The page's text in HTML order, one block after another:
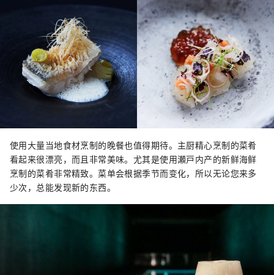
使用大量当地食材烹制的晚餐也值得期待。主厨精心烹制的菜肴
看起来很漂亮，而且非常美味。尤其是使用瀬戸内产的新鲜海鲜
烹制的菜肴非常精致。菜单会根据季节而变化，所以无论您来多
少次，总能发现新的东西。